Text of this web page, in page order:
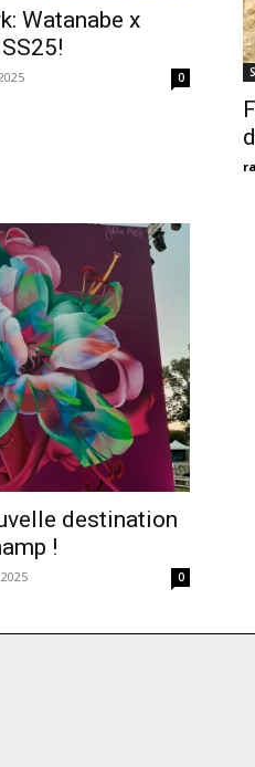
Watanabe x
0
destination
!
0